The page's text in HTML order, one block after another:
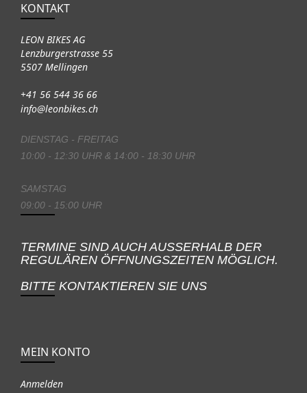
KONTAKT
LEON BIKES AG
Lenzburgerstrasse 55
5507 Mellingen
+41 56 544 36 66
info@leonbikes.ch
DIENSTAG - FREITAG
10:00 - 12:30 UHR & 14:00 - 18:30 UHR
SAMSTAG
09:00 - 15:00 UHR
TERMINE SIND AUCH AUSSERHALB DER
REGULÄREN ÖFFNUNGSZEITEN MÖGLICH.
BITTE KONTAKTIEREN SIE UNS
MEIN KONTO
Anmelden